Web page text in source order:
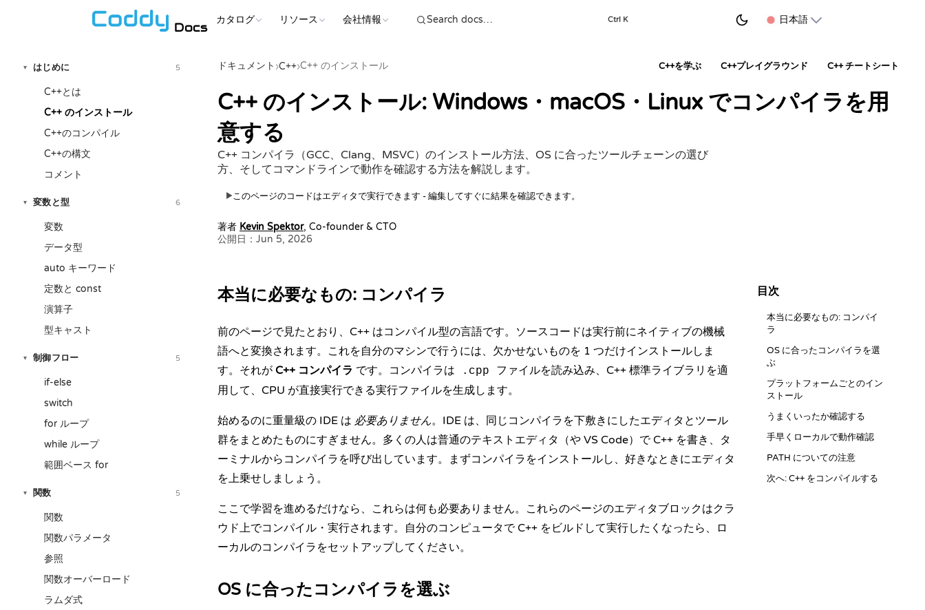
Docs カタログ リソース 会社情報 Ctrl K 日本語
▾ はじめに 5
C++とは
C++ のインストール
C++のコンパイル
C++の構文
コメント
▾ 変数と型 6
変数
データ型
auto キーワード
定数と const
演算子
型キャスト
▾ 制御フロー 5
if-else
switch
for ループ
while ループ
範囲ベース for
▾ 関数 5
関数
関数パラメータ
参照
関数オーバーロード
ラムダ式
ドキュメント ›C++›C++ のインストール C++を学ぶ C++プレイグラウンド C++ チートシート
C++ のインストール: Windows・macOS・Linux でコンパイラを用
意する
C++ コンパイラ（GCC、Clang、MSVC）のインストール方法、OS に合ったツールチェーンの選び
方、そしてコマンドラインで動作を確認する方法を解説します。
▶このページのコードはエディタで実行できます - 編集してすぐに結果を確認できます。
著者 Kevin Spektor, Co-founder & CTO
公開日：Jun 5, 2026
本当に必要なもの: コンパイラ
前のページで見たとおり、C++ はコンパイル型の言語です。ソースコードは実行前にネイティブの機械
語へと変換されます。これを自分のマシンで行うには、欠かせないものを 1 つだけインストールしま
す。それが C++ コンパイラ です。コンパイラは .cpp
ファイルを読み込み、C++ 標準ライブラリを適
用して、CPU が直接実行できる実行ファイルを生成します。
始めるのに重量級の IDE は 必要ありません。IDE は、同じコンパイラを下敷きにしたエディタとツール
群をまとめたものにすぎません。多くの人は普通のテキストエディタ（や VS Code）で C++ を書き、タ
ーミナルからコンパイラを呼び出しています。まずコンパイラをインストールし、好きなときにエディタ
を上乗せしましょう。
ここで学習を進めるだけなら、これらは何も必要ありません。これらのページのエディタブロックはクラ
ウド上でコンパイル・実行されます。自分のコンピュータで C++ をビルドして実行したくなったら、ロ
ーカルのコンパイラをセットアップしてください。
OS に合ったコンパイラを選ぶ
目次
本当に必要なもの: コンパイ
ラ
OS に合ったコンパイラを選
ぶ
プラットフォームごとのイン
ストール
うまくいったか確認する
手早くローカルで動作確認
PATH についての注意
次へ: C++ をコンパイルする